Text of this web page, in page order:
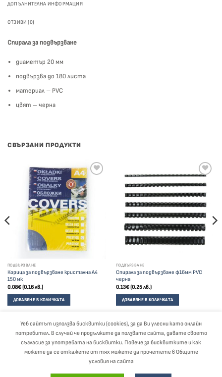
ДОПЪЛНИТЕЛНА ИНФОРМАЦИЯ
ОТЗИВИ (0)
Спирала за подвързване
диаметър 20 мм
подвързва до 180 листа
материал – PVC
цвят – черна
СВЪРЗАНИ ПРОДУКТИ
ПОДВЪРЗВАНЕ
Корица за подвързване кристална А4
150 мк
0.08€(0.16 лв.)
ДОБАВЯНЕ В КОЛИЧКАТА
ПОДВЪРЗВАНЕ
Спирала за подвързване ф16мм PVC
черна
0.13€(0.25 лв.)
ДОБАВЯНЕ В КОЛИЧКАТА
Visa PayPal Stripe MasterCard
On
ОБЩИ УСЛОВИЯ
ПОЛИТИКА ЗА ЗАЩИТА НА ЛИЧНИТЕ ДАННИ
ДЕКЛАРАЦИЯ ЗА СЪГЛАСИЕ
ПЛАЩАНЕ И ДОСТАВКА
Уеб сайтът използва бисквитки (cookies), за да Ви улесни като онлайн
потребител. В случай че продължите да ползвате сайта, давате своето
съгласие за употребата на бисквитки. Повече за бисквитките и как
можете да се откажете от тях можете да прочетете в Общите
условия на сайта